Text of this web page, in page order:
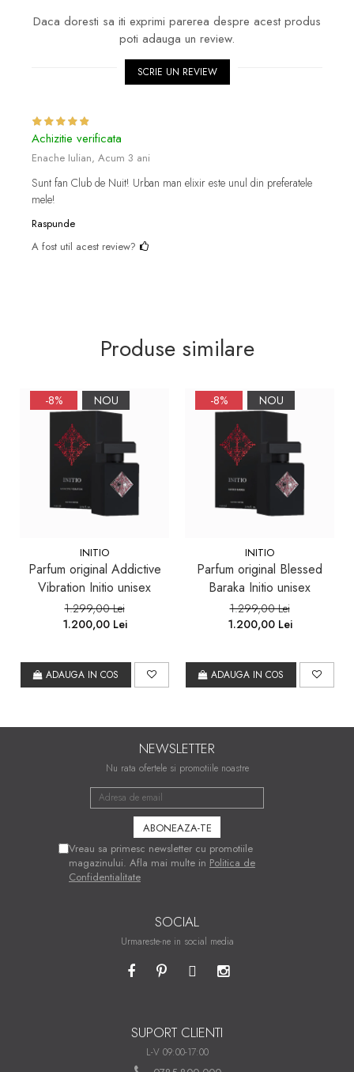
Daca doresti sa iti exprimi parerea despre acest produs
poti adauga un review.
SCRIE UN REVIEW
Achizitie verificata
Enache Iulian, Acum 3 ani
Sunt fan Club de Nuit! Urban man elixir este unul din preferatele
mele!
Raspunde
A fost util acest review?
Produse similare
-8% NOU
INITIO
Parfum original Addictive
Vibration Initio unisex
1.299,00 Lei
1.200,00 Lei
ADAUGA IN COS
-8% NOU
INITIO
Parfum original Blessed
Baraka Initio unisex
1.299,00 Lei
1.200,00 Lei
ADAUGA IN COS
NEWSLETTER
Nu rata ofertele si promotiile noastre
Vreau sa primesc newsletter cu promotiile
magazinului. Afla mai multe in Politica de
Confidentialitate
SOCIAL
Urmareste-ne in social media
SUPORT CLIENTI
L-V 09:00-17:00